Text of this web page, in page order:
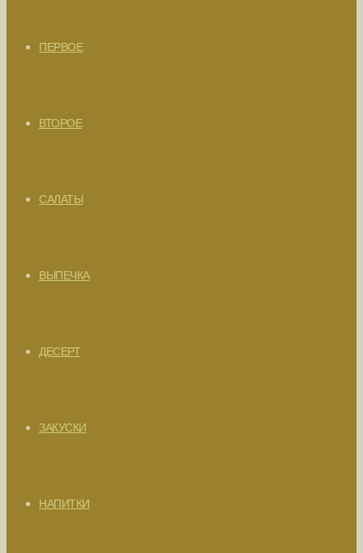
ПЕРВОЕ
ВТОРОЕ
САЛАТЫ
ВЫПЕЧКА
ДЕСЕРТ
ЗАКУСКИ
НАПИТКИ